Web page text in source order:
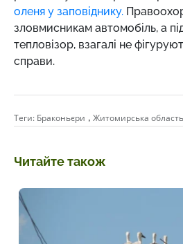
оленя у заповіднику.
зловмисникам автомобіль, а
тепловізор, взагалі не
справи.
Теги: Браконьєри , Житомирська область
Читайте також